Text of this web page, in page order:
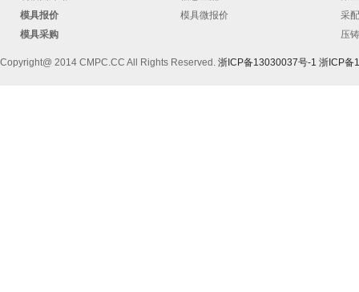
模具报价
模具采购
模具微报价
采
压
Copyright@ 2014 CMPC.CC All Rights Reserved. 浙ICP备13030037号-1 浙ICP备